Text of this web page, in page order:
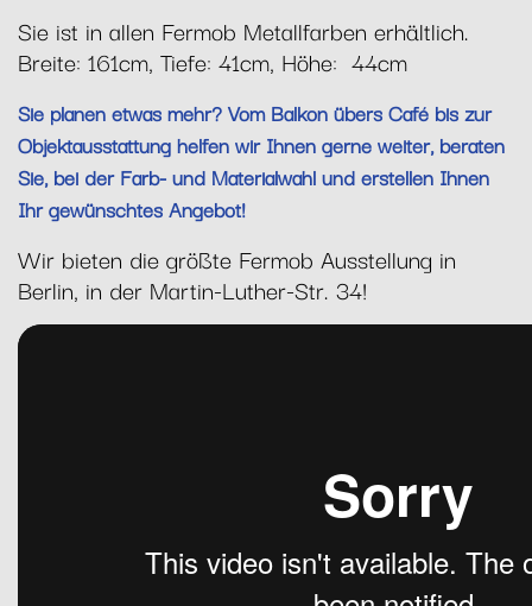
Sie ist in allen Fermob Metallfarben erhältlich.
Breite: 161cm, Tiefe: 41cm, Höhe: 44cm
Sie planen etwas mehr? Vom Balkon übers Café bis zur
Objektausstattung helfen wir Ihnen gerne weiter, beraten
Sie, bei der Farb- und Materialwahl und erstellen Ihnen
Ihr gewünschtes Angebot!
Wir bieten die größte Fermob Ausstellung in
Berlin, in der Martin-Luther-Str. 34!